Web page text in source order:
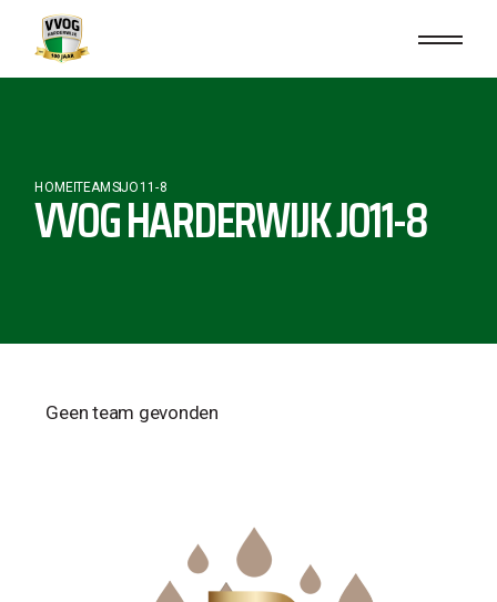
HOMETEAMSJO11-8
VVOG HARDERWIJK JO11-8
Geen team gevonden